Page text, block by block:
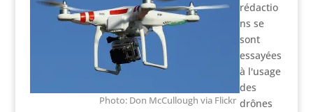
Photo: Don McCullough via Flickr
rédactio
ns se
sont
essayées
à l'usage
des
drônes